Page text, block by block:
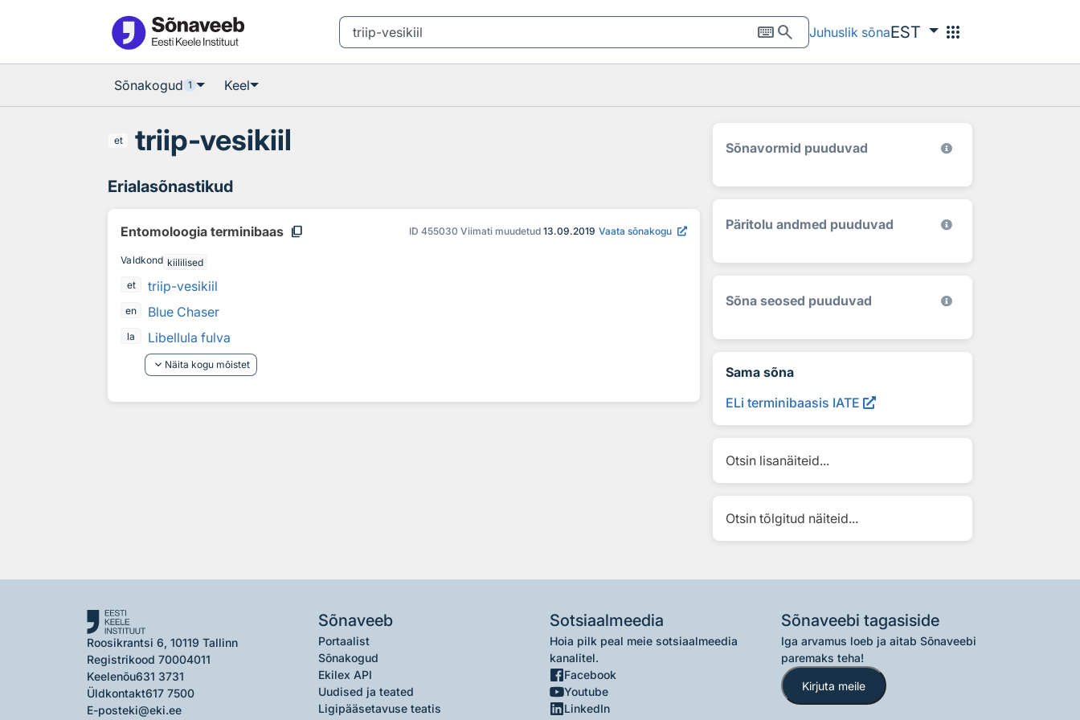
keyboardsearch Juhuslik sõnaEST apps
Sõnakogud 1 Keel
et triip-vesikiil
Erialasõnastikud
Entomoloogia terminibaas content_copy ID 455030 Viimati muudetud 13.09.2019 Vaata sõnakogu
Valdkond kiililised
et
triip-vesikiil
en Blue Chaser
la
Libellula fulva
keyboard_arrow_down Näita kogu mõistet
Sõnavormid puuduvad
Päritolu andmed puuduvad
Sõna seosed puuduvad
Sama sõna
ELi terminibaasis IATE
Otsin lisanäiteid...
Otsin tõlgitud näiteid...
Roosikrantsi 6, 10119 Tallinn
Registrikood 70004011
Keelenõu631 3731
Üldkontakt617 7500
E-posteki@eki.ee
Sõnaveeb
Portaalist
Sõnakogud
Ekilex API
Uudised ja teated
Ligipääsetavuse teatis
Sotsiaalmeedia
Hoia pilk peal meie sotsiaalmeedia
kanalitel.
Facebook
Youtube
LinkedIn
Sõnaveebi tagasiside
Iga arvamus loeb ja aitab Sõnaveebi
paremaks teha!
Kirjuta meile